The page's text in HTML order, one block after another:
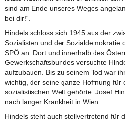
sind am Ende unseres Weges
bei dir!“.
Hindels schloss sich 1945 aus der
Sozialisten und der Sozialdemokratie
SPÖ an. Dort und innerhalb des
Gewerkschaftsbundes versuchte
aufzubauen. Bis zu seinem Tod war
wichtig, der seine ganze Hoffnung für
sozialistischen Welt gehörte. Josef
nach langer Krankheit in Wien.
Hindels steht auch stellvertretend für